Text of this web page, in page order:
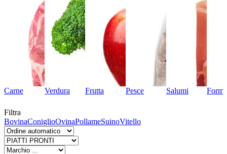
Carne Verdura Frutta Pesce Salumi
Filtra
BovinaConiglioOvinaPollameSuinoVitello